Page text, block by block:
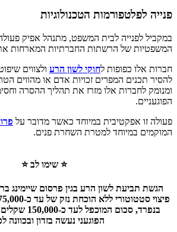
פנייה לפלטפורמות הטכנולוגיות
במקביל לפנייה לבית המשפט, מתנהל אפיק
המשפטיות של הרשתות החברתיות המארחות
חברות אלו כפופות לחוקי לשון הרע ולצווים
להסיר תכנים המפרים זכויות אדם או מהווים
ומנומק לחברות אלו מזרז את תהליך ההסרה
הפוגעניים.
פעולה זו אפקטיבית במיוחד כאשר מדובר על
המוקמים במיוחד למטרת השחרת פנים.
⭐ שימו לב ⭐
הגשת תביעת לשון הרע בגין פרסום
בנפרד, סכום
הפוגעני נעשה בזדון ובכוונה